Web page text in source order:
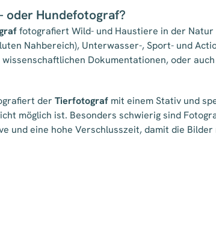
oder Hundefotograf?
fotografiert Wild- und Haustiere in der
Nahbereich), Unterwasser-, Sport- und
Dokumentationen, oder
der Tierfotograf mit einem Stativ und
möglich ist. Besonders schwierig sind
und eine hohe Verschlusszeit, damit die